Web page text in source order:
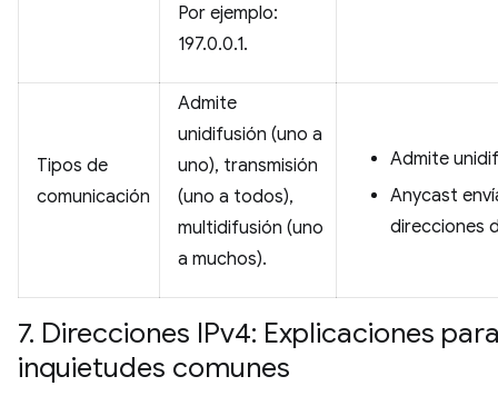
Por ejemplo:
197.0.0.1.
Tipos de
comunicación
Admite
unidifusión (uno a
uno), transmisión
(uno a todos),
multidifusión (uno
a muchos).
Admite
Anycast
direcciones
7. Direcciones IPv4: Explicaciones
inquietudes comunes